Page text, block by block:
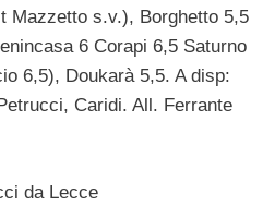
Mazzetto s.v.), Borghetto 5,5
6 Corapi 6,5 Saturno
6,5), Doukarà 5,5. A disp:
Caridi. All. Ferrante
da Lecce